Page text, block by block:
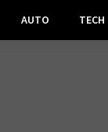
AUTO TECH